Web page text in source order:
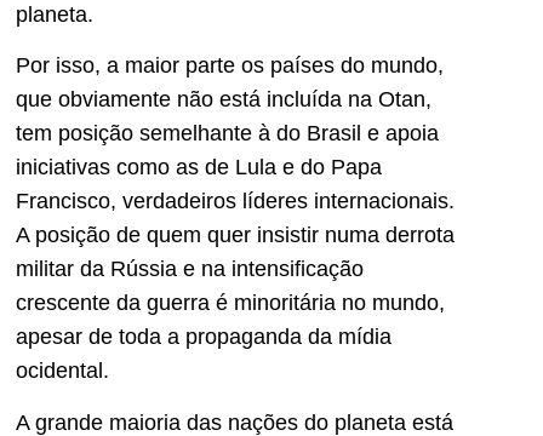
planeta.
Por isso, a maior parte os países do mundo,
que obviamente não está incluída na Otan,
tem posição semelhante à do Brasil e apoia
iniciativas como as de Lula e do Papa
Francisco, verdadeiros líderes internacionais.
A posição de quem quer insistir numa derrota
militar da Rússia e na intensificação
crescente da guerra é minoritária no mundo,
apesar de toda a propaganda da mídia
ocidental.
A grande maioria das nações do planeta está